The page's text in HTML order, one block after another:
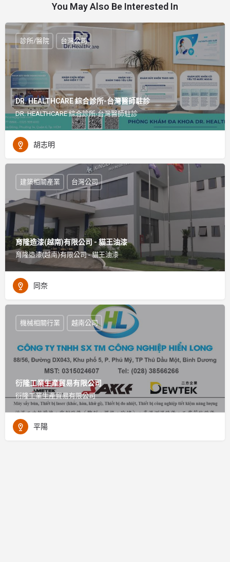
You May Also Be Interested In
DR. HEALTHCARE 綜合診所-台灣醫師駐診
DR. HEALTHCARE 綜合診所-台灣醫師駐診
診所/醫院 台灣公司
胡志明
育隆造漆(越南)有限公司 - 貓王油漆
育隆造漆(越南)有限公司 - 貓王油漆
建築相關產業 台灣公司
同奈
衍隆工業生產貿易有限公司
衍隆工業生產貿易有限公司
機械相關行業 越南公司
平陽